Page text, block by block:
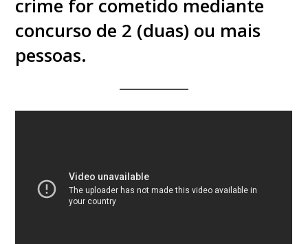
crime for cometido mediante
concurso de 2 (duas) ou mais
pessoas.